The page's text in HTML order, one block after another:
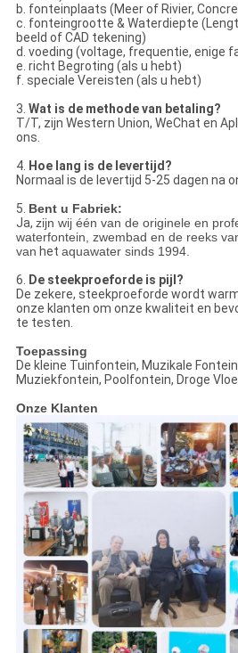
b. fonteinplaats (Meer of Rivier,
c. fonteingrootte & Waterdiepte
beeld of CAD tekening)
d. voeding (voltage, frequentie, enige
e. richt Begroting (als u hebt)
f. speciale Vereisten (als u hebt)
3. Wat is de methode van betaling?
T/T, zijn Western Union, WeChat en
ons.
4. Hoe lang is de levertijd?
Normaal is de levertijd 5-25 dagen na
5. Bent u Fabriek:
Ja, zijn wij één van de originele en
waterfontein, zwembad en de reeks
van het aquawater sinds 1994.
6.
De steekproeforde is pijl?
De zekere, steekproeforde wordt
onze klanten om onze kwaliteit en
te testen.
Toepassing
De kleine Tuinfontein, Muzikale
Muziekfontein, Poolfontein, Droge
Onze Klanten